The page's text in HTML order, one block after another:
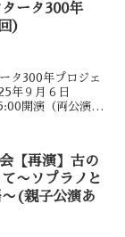
ータ300年
）
タ300年プロジェ
年９月６日
開演（両公演と
【再演】古の
〜ソプラノと
(親子公演あ